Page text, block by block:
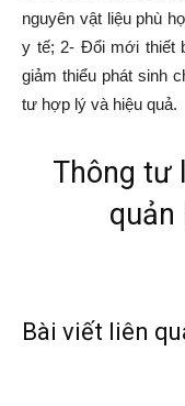
nguyên vật liệu phù
y tế; 2- Đổi mới thiết
giảm thiểu phát sinh
tư hợp lý và hiệu quả.
Thông tư
quản
Bài viết liên